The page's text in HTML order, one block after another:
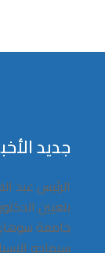
جديد
الرئيس عبد
بتعيين
سيماجو